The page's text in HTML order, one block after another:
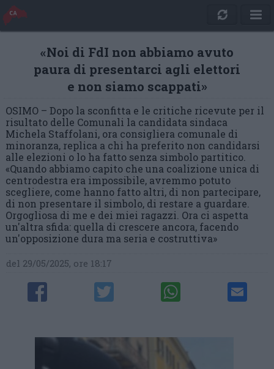
«Noi di FdI non abbiamo avuto
paura di presentarci agli elettori
e non siamo scappati»
OSIMO – Dopo la sconfitta e le critiche ricevute per il
risultato delle Comunali la candidata sindaca
Michela Staffolani, ora consigliera comunale di
minoranza, replica a chi ha preferito non candidarsi
alle elezioni o lo ha fatto senza simbolo partitico.
«Quando abbiamo capito che una coalizione unica di
centrodestra era impossibile, avremmo potuto
scegliere, come hanno fatto altri, di non partecipare,
di non presentare il simbolo, di restare a guardare.
Orgogliosa di me e dei miei ragazzi. Ora ci aspetta
un'altra sfida: quella di crescere ancora, facendo
un'opposizione dura ma seria e costruttiva»
del 29/05/2025, ore 18:17